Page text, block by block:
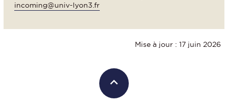
incoming@univ-lyon3.fr
Mise à jour : 17 juin 2026